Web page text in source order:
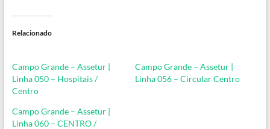
Relacionado
Campo Grande – Assetur |
Linha 050 – Hospitais /
Centro
Campo Grande – Assetur |
Linha 056 – Circular Centro
Campo Grande – Assetur |
Linha 060 – CENTRO /